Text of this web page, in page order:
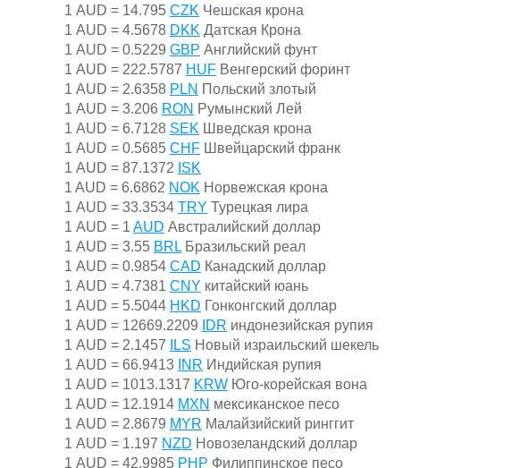
1 AUD = 14.795 CZK Чешская крона
1 AUD = 4.5678 DKK Датская Крона
1 AUD = 0.5229 GBP Английский фунт
1 AUD = 222.5787 HUF Венгерский форинт
1 AUD = 2.6358 PLN Польский злотый
1 AUD = 3.206 RON Румынский Лей
1 AUD = 6.7128 SEK Шведская крона
1 AUD = 0.5685 CHF Швейцарский франк
1 AUD = 87.1372 ISK
1 AUD = 6.6862 NOK Норвежская крона
1 AUD = 33.3534 TRY Турецкая лира
1 AUD = 1 AUD Австралийский доллар
1 AUD = 3.55 BRL Бразильский реал
1 AUD = 0.9854 CAD Канадский доллар
1 AUD = 4.7381 CNY китайский юань
1 AUD = 5.5044 HKD Гонконгский доллар
1 AUD = 12669.2209
IDR индонезийская рупия
1 AUD = 2.1457
ILS Новый израильский шекель
1 AUD = 66.9413 INR Индийская рупия
1 AUD = 1013.1317 KRW Юго-корейская вона
1 AUD = 12.1914 MXN мексиканское песо
1 AUD = 2.8679 MYR Малайзийский ринггит
1 AUD = 1.197 NZD Новозеландский доллар
1 AUD = 42.9985 PHP Филиппинское песо